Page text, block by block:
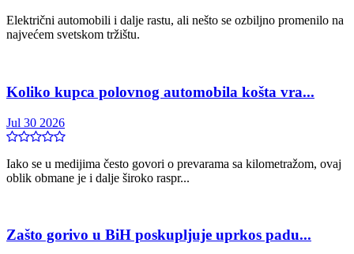
Električni automobili i dalje rastu, ali nešto se ozbiljno promenilo na
najvećem svetskom tržištu.
Koliko kupca polovnog automobila košta vra...
Jul 30 2026
Iako se u medijima često govori o prevarama sa kilometražom, ovaj
oblik obmane je i dalje široko raspr...
Zašto gorivo u BiH poskupljuje uprkos padu...